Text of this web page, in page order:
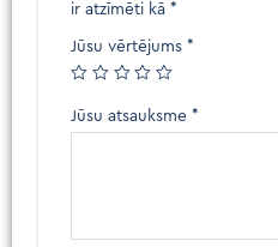
ir atzīmēti kā*
Jūsu vērtējums*
Jūsu atsauksme*